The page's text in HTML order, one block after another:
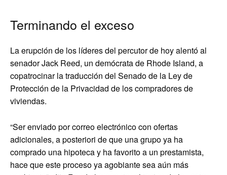
Terminando el exceso
La erupción de los líderes del percutor de hoy alentó al
senador Jack Reed, un demócrata de Rhode Island, a
copatrocinar la traducción del Senado de la Ley de
Protección de la Privacidad de los compradores de
viviendas.
“Ser enviado por correo electrónico con ofertas
adicionales, a posteriori de que una grupo ya ha
comprado una hipoteca y ha favorito a un prestamista,
hace que este proceso ya agobiante sea aún más